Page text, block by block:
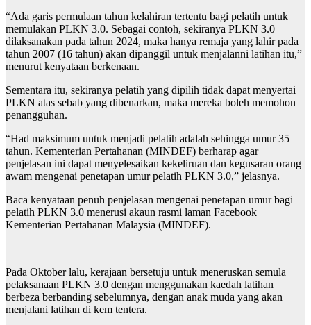
“Ada garis permulaan tahun kelahiran tertentu bagi pelatih untuk
memulakan PLKN 3.0. Sebagai contoh, sekiranya PLKN 3.0
dilaksanakan pada tahun 2024, maka hanya remaja yang lahir pada
tahun 2007 (16 tahun) akan dipanggil untuk menjalanni latihan itu,”
menurut kenyataan berkenaan.
Sementara itu, sekiranya pelatih yang dipilih tidak dapat menyertai
PLKN atas sebab yang dibenarkan, maka mereka boleh memohon
penangguhan.
“Had maksimum untuk menjadi pelatih adalah sehingga umur 35
tahun. Kementerian Pertahanan (MINDEF) berharap agar
penjelasan ini dapat menyelesaikan kekeliruan dan kegusaran orang
awam mengenai penetapan umur pelatih PLKN 3.0,” jelasnya.
Baca kenyataan penuh penjelasan mengenai penetapan umur bagi
pelatih PLKN 3.0 menerusi akaun rasmi laman Facebook
Kementerian Pertahanan Malaysia (MINDEF).
Pada Oktober lalu, kerajaan bersetuju untuk meneruskan semula
pelaksanaan PLKN 3.0 dengan menggunakan kaedah latihan
berbeza berbanding sebelumnya, dengan anak muda yang akan
menjalani latihan di kem tentera.